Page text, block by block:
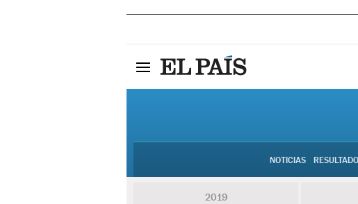
NOTICIAS
2019